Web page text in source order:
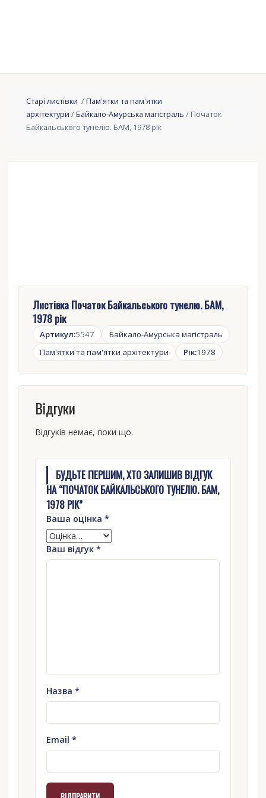
Старі листівки /Пам'ятки та пам'ятки
архітектури /Байкало-Амурська магістраль / Початок
Байкальського тунелю. БАМ, 1978 рік
Листівка Початок Байкальського тунелю. БАМ,
1978 рік
Артикул:5547
Байкало-Амурська магістраль
Пам'ятки та пам'ятки архітектури
Рік:1978
Відгуки
Відгуків немає, поки що.
БУДЬТЕ ПЕРШИМ, ХТО ЗАЛИШИВ ВІДГУК
НА “ПОЧАТОК БАЙКАЛЬСЬКОГО ТУНЕЛЮ. БАМ,
1978 РІК”
Ваша оцінка *
Ваш відгук *
Назва *
Email *